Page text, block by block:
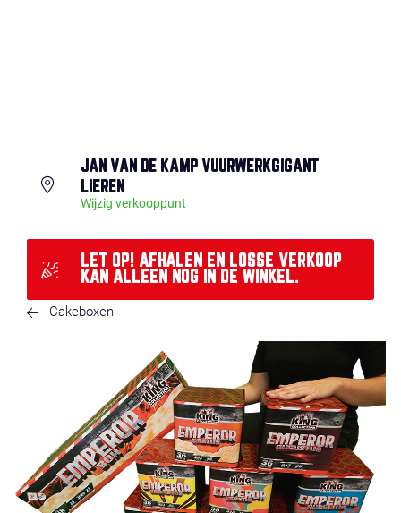
JAN VAN DE KAMP VUURWERKGIGANT
LIEREN
Wijzig verkooppunt
LET OP! AFHALEN EN LOSSE VERKOOP
KAN ALLEEN NOG IN DE WINKEL.
Cakeboxen